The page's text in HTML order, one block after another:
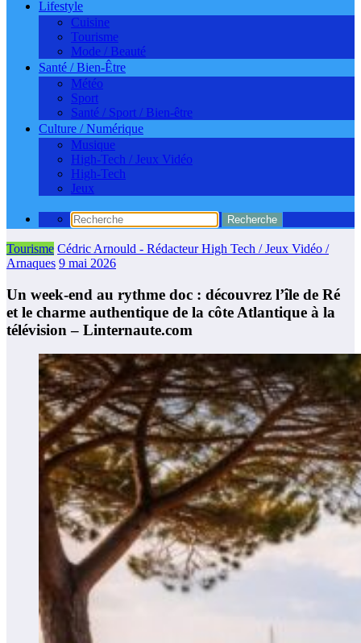
Lifestyle
Cuisine
Tourisme
Mode / Beauté
Santé / Bien-Être
Météo
Sport
Santé / Sport / Bien-être
Culture / Numérique
Musique
High-Tech / Jeux Vidéo
High-Tech
Jeux
Tourisme Cédric Arnould - Rédacteur High Tech / Jeux Vidéo /
Arnaques 9 mai 2026
Un week-end au rythme doc : découvrez l’île de Ré
et le charme authentique de la côte Atlantique à la
télévision – Linternaute.com